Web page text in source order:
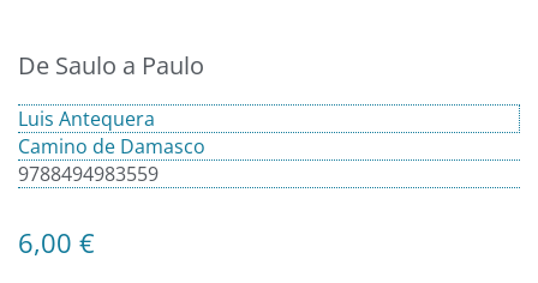
De Saulo a Paulo
Luis Antequera
Camino de Damasco
9788494983559
6,00 €